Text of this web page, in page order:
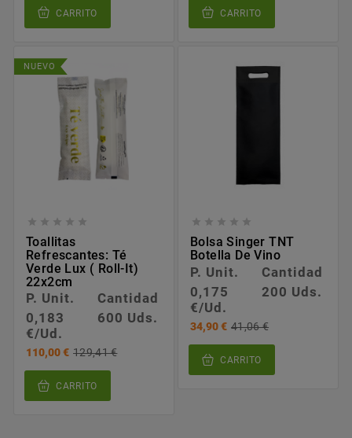
CARRITO CARRITO
NUEVO
    
Toallitas
Refrescantes: Té
Verde Lux ( Roll-It)
22x2cm
P. Unit.
Cantidad
0,183
€/Ud.
600 Uds.
110,00 € 129,41 €
CARRITO
    
Bolsa Singer TNT
Botella De Vino
P. Unit.
Cantidad
0,175
€/Ud.
200 Uds.
34,90 € 41,06 €
CARRITO